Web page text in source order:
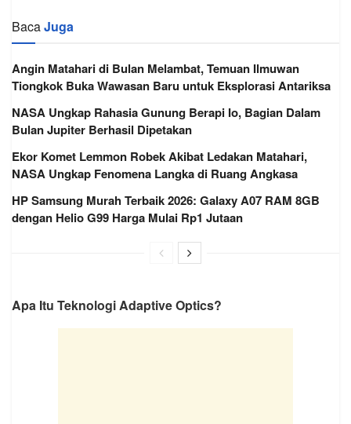
BacaJuga
Angin Matahari di Bulan Melambat, Temuan Ilmuwan
Tiongkok Buka Wawasan Baru untuk Eksplorasi Antariksa
NASA Ungkap Rahasia Gunung Berapi Io, Bagian Dalam
Bulan Jupiter Berhasil Dipetakan
Ekor Komet Lemmon Robek Akibat Ledakan Matahari,
NASA Ungkap Fenomena Langka di Ruang Angkasa
HP Samsung Murah Terbaik 2026: Galaxy A07 RAM 8GB
dengan Helio G99 Harga Mulai Rp1 Jutaan
Apa Itu Teknologi Adaptive Optics?